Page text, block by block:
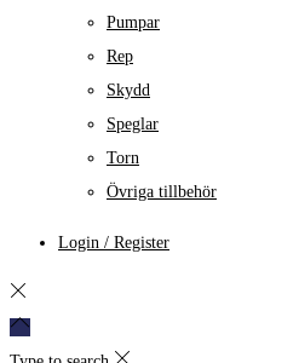
Pumpar
Rep
Skydd
Speglar
Torn
Övriga tillbehör
Login / Register